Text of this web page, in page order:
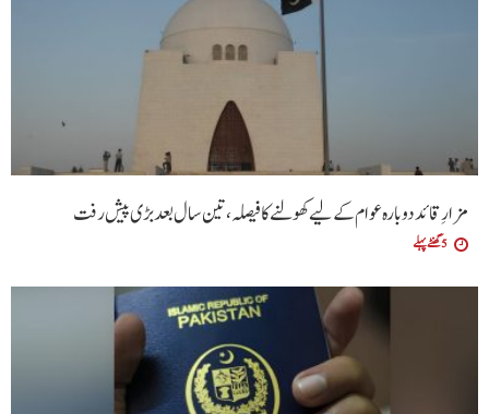
مزارِ قائد دوبارہ عوام کے لیے کھولنے کا فیصلہ، تین سال بعد بڑی پیش رفت
5 گھنٹے پہلے